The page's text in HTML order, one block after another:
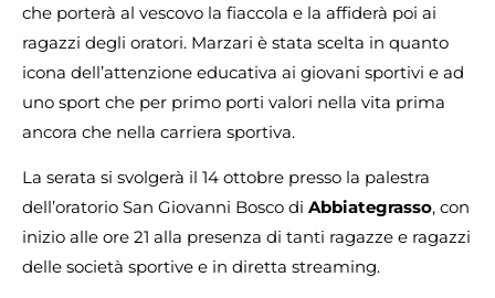
che porterà al vescovo la fiaccola e la affiderà poi ai
ragazzi degli oratori. Marzari è stata scelta in quanto
icona dell’attenzione educativa ai giovani sportivi e ad
uno sport che per primo porti valori nella vita prima
ancora che nella carriera sportiva.
La serata si svolgerà il 14 ottobre presso la palestra
dell’oratorio San Giovanni Bosco di Abbiategrasso, con
inizio alle ore 21 alla presenza di tanti ragazze e ragazzi
delle società sportive e in diretta streaming.